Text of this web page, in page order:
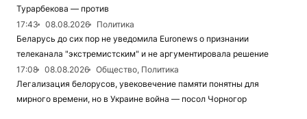
Турарбекова — против
17:43
08.08.2026
Политика
Беларусь до сих пор не уведомила Euronews о признании
телеканала "экстремистским" и не аргументировала решение
17:08
08.08.2026
Общество, Политика
Легализация белорусов, увековечение памяти понятны для
мирного времени, но в Украине война — посол Чорногор